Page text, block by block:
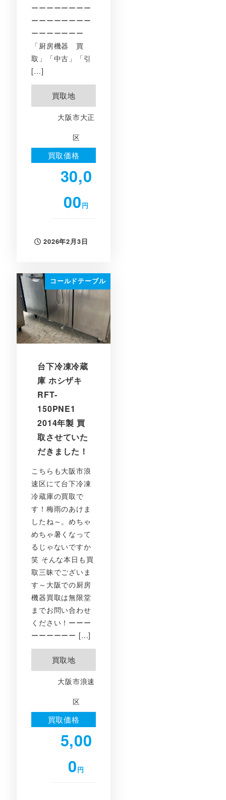
ーーーーーーーー
ーーーーーーーー
ーーーーーーー
「厨房機器 買
取」「中古」「引
[…]
買取地
大阪市大正
区
買取価格
30,0
00円
投稿日
2026年2月3日
コールドテーブル
台下冷凍冷蔵
庫 ホシザキ
RFT-
150PNE1
2014年製 買
取させていた
だきました！
こちらも大阪市浪
速区にて台下冷凍
冷蔵庫の買取で
す！梅雨のあけま
したね～。めちゃ
めちゃ暑くなって
るじゃないですか
笑 そんな本日も買
取三昧でございま
す～大阪での厨房
機器買取は無限堂
までお問い合わせ
ください！ーーー
ーーーーーー […]
買取地
大阪市浪速
区
買取価格
5,00
0円